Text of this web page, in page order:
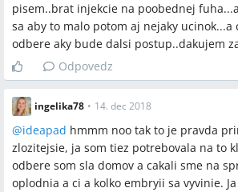
pisem..brat injekcie na poobednej
sa aby to malo potom aj nejaky ucinok...a
odbere aky bude dalsi postup..dakujem
Odpovedz
ingelika78 • 14. dec 2018
@ideapad hmmm noo tak to je pravda
zlozitejsie, ja som tiez potrebovala na to
odbere som sla domov a cakali sme na
oplodnia a ci a kolko embryii sa vyvinie.